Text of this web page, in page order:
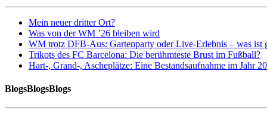
Mein neuer dritter Ort?
Was von der WM ’26 bleiben wird
WM trotz DFB-Aus: Gartenparty oder Live-Erlebnis – was ist
Trikots des FC Barcelona: Die berühmteste Brust im Fußball?
Hart-, Grand-, Ascheplätze: Eine Bestandsaufnahme im Jahr
BlogsBlogsBlogs